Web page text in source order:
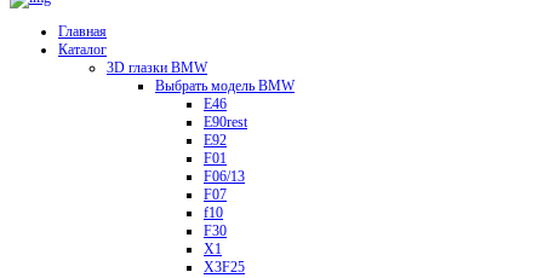
Главная
Каталог
3D глазки BMW
Выбрать модель BMW
E46
E90rest
E92
F01
F06/13
F07
f10
F30
X1
X3F25